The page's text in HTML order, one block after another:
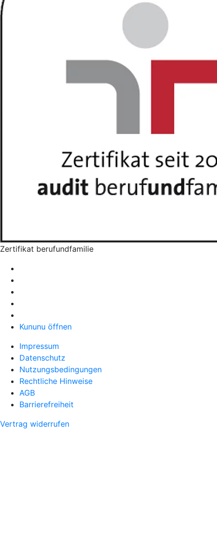
Zertifikat berufundfamilie
Kununu öffnen
Impressum
Datenschutz
Nutzungsbedingungen
Rechtliche Hinweise
AGB
Barrierefreiheit
Vertrag widerrufen